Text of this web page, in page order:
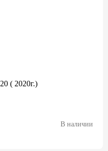
( 2020г.)
В наличии